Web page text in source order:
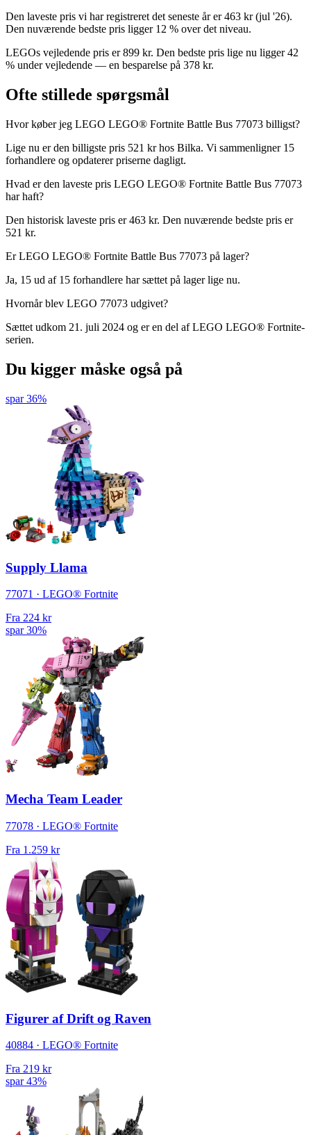
Den laveste pris vi har registreret det seneste år er 463 kr (jul '26).
Den nuværende bedste pris ligger 12 % over det niveau.
LEGOs vejledende pris er 899 kr. Den bedste pris lige nu ligger 42
% under vejledende — en besparelse på 378 kr.
Ofte stillede spørgsmål
Hvor køber jeg LEGO LEGO® Fortnite Battle Bus 77073 billigst?
Lige nu er den billigste pris 521 kr hos Bilka. Vi sammenligner 15
forhandlere og opdaterer priserne dagligt.
Hvad er den laveste pris LEGO LEGO® Fortnite Battle Bus 77073
har haft?
Den historisk laveste pris er 463 kr. Den nuværende bedste pris er
521 kr.
Er LEGO LEGO® Fortnite Battle Bus 77073 på lager?
Ja, 15 ud af 15 forhandlere har sættet på lager lige nu.
Hvornår blev LEGO 77073 udgivet?
Sættet udkom 21. juli 2024 og er en del af LEGO LEGO® Fortnite-
serien.
Du kigger måske også på
spar 36%
Supply Llama
77071 · LEGO® Fortnite
Fra 224 kr
spar 30%
Mecha Team Leader
77078 · LEGO® Fortnite
Fra 1.259 kr
Figurer af Drift og Raven
40884 · LEGO® Fortnite
Fra 219 kr
spar 43%